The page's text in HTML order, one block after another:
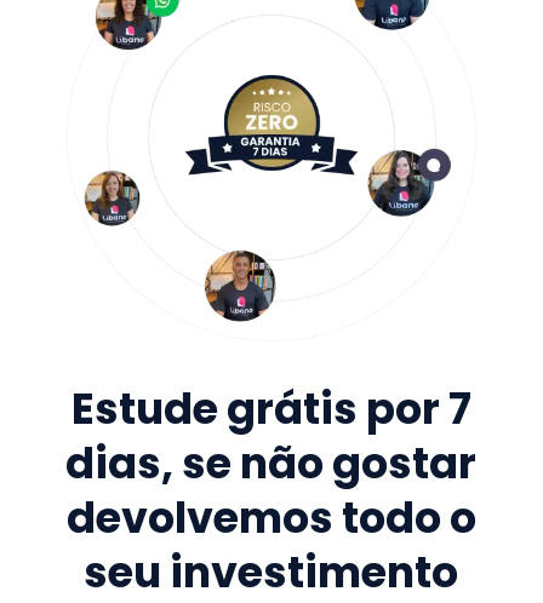
Estude grátis por 7
dias, se não gostar
devolvemos todo o
seu investimento